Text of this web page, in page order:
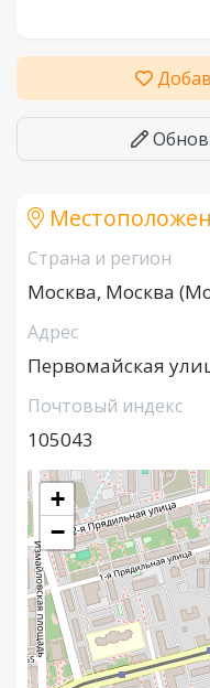
Страна и регион
Москва, Москва
Адрес
Первомайская
Почтовый индекс
105043
+
−